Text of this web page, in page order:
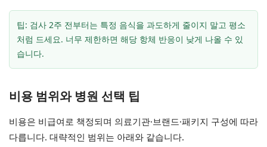
팁: 검사 2주 전부터는 특정 음식을 과도하게 줄이지 말고 평소
처럼 드세요. 너무 제한하면 해당 항체 반응이 낮게 나올 수 있
습니다.
비용 범위와 병원 선택 팁
비용은 비급여로 책정되며 의료기관·브랜드·패키지 구성에 따라
다릅니다. 대략적인 범위는 아래와 같습니다.